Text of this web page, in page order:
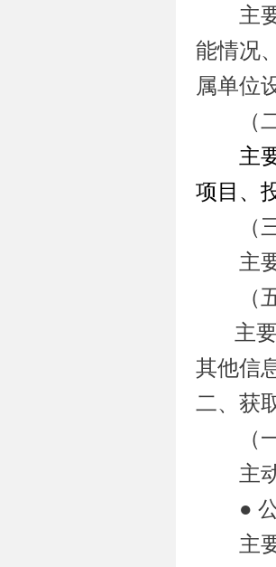
主要
能情况
属单位
（
主
项目、
（
主要
（五
主
其他信
二、获
（一
主动
●
主要